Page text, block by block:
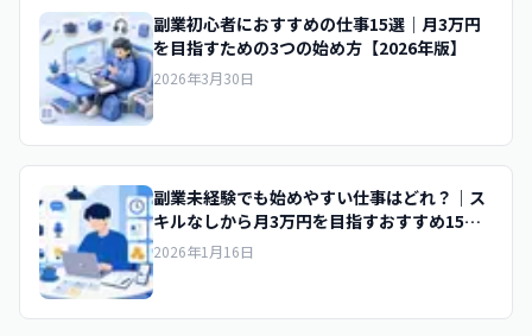
副業初心者におすすめの仕事15選｜月3万円
を目指すための3つの始め方【2026年版】
2026年3月30日
副業未経験でも始めやすい仕事はどれ？｜ス
キルなしから月3万円を目指すおすすめ15選
2026
2026年1月16日